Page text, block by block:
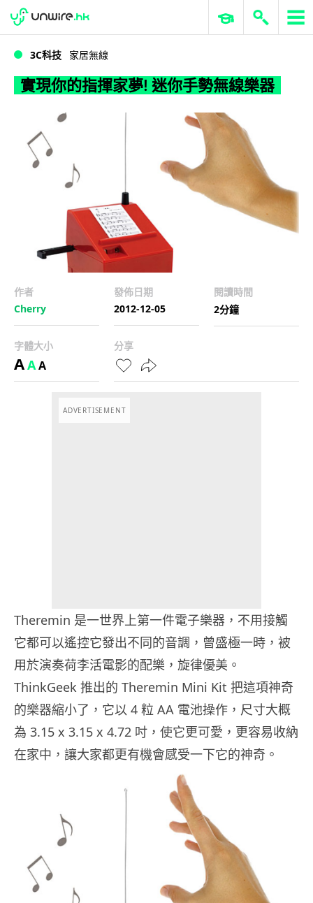
實現你的指揮家夢! 迷你手勢無線樂器
WWDC 2026 ERP 與商業 AI
3C科技 家居無線
實現你的指揮家夢! 迷你手勢無線樂器
作者
Cherry
發佈日期
2012-12-05
閱讀時間
2分鐘
字體大小
AAA
分享
ADVERTISEMENT
Theremin 是一世界上第一件電子樂器，不用接觸
它都可以遙控它發出不同的音調，曾盛極一時，被
用於演奏荷李活電影的配樂，旋律優美。
ThinkGeek 推出的 Theremin Mini Kit 把這項神奇
的樂器縮小了，它以 4 粒 AA 電池操作，尺寸大概
為 3.15 x 3.15 x 4.72 吋，使它更可愛，更容易收納
在家中，讓大家都更有機會感受一下它的神奇。